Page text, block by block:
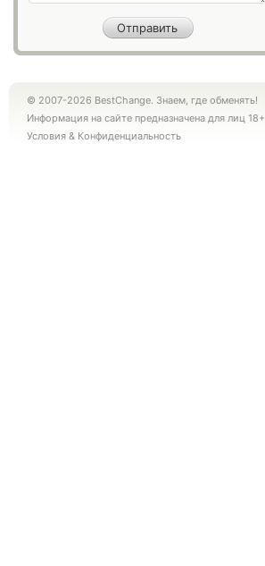
© 2007-2026 BestChange. Знаем, где обменять!
Информация на сайте предназначена для лиц 18+
Условия & Конфиденциальность